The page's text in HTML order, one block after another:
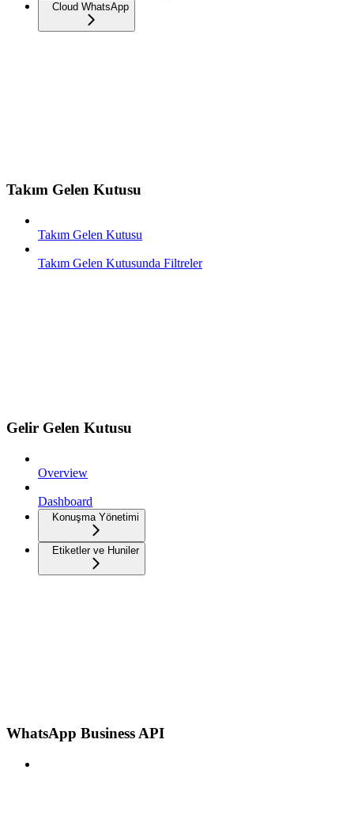
Cloud WhatsApp
Takım Gelen Kutusu
Takım Gelen Kutusu
Takım Gelen Kutusunda Filtreler
Gelir Gelen Kutusu
Overview
Dashboard
Konuşma Yönetimi
Etiketler ve Huniler
WhatsApp Business API